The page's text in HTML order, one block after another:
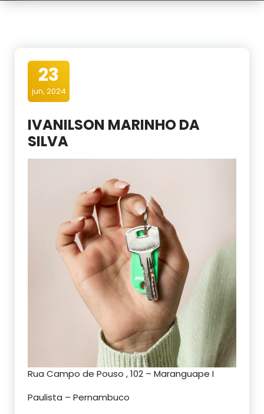
23
jun, 2024
IVANILSON MARINHO DA
SILVA
Rua Campo de Pouso , 102 – Maranguape I
Paulista – Pernambuco